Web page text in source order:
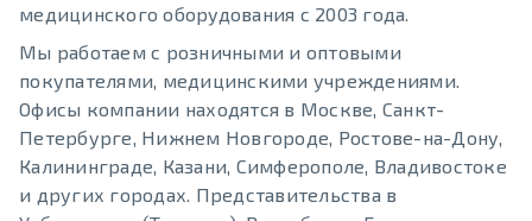
медицинского оборудования с 2003 года.
Мы работаем с розничными и оптовыми
покупателями, медицинскими учреждениями.
Офисы компании находятся в Москве, Санкт-
Петербурге, Нижнем Новгороде, Ростове-на-Дону,
Калининграде, Казани, Симферополе, Владивостоке
и других городах. Представительства в